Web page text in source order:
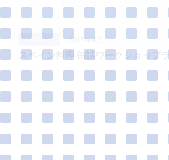
スペイン料理 缶詰ワークショップ
2016年度 2017年1月